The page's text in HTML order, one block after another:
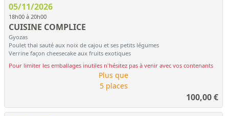
05/11/2026
18h00 à 20h00
CUISINE COMPLICE
Gyozas
Poulet thaï sauté aux noix de cajou et ses petits légumes
Verrine façon cheesecake aux fruits exotiques
Pour limiter les emballages inutiles n'hésitez pas à venir avec vos contenants
Plus que
5 places
100,00€